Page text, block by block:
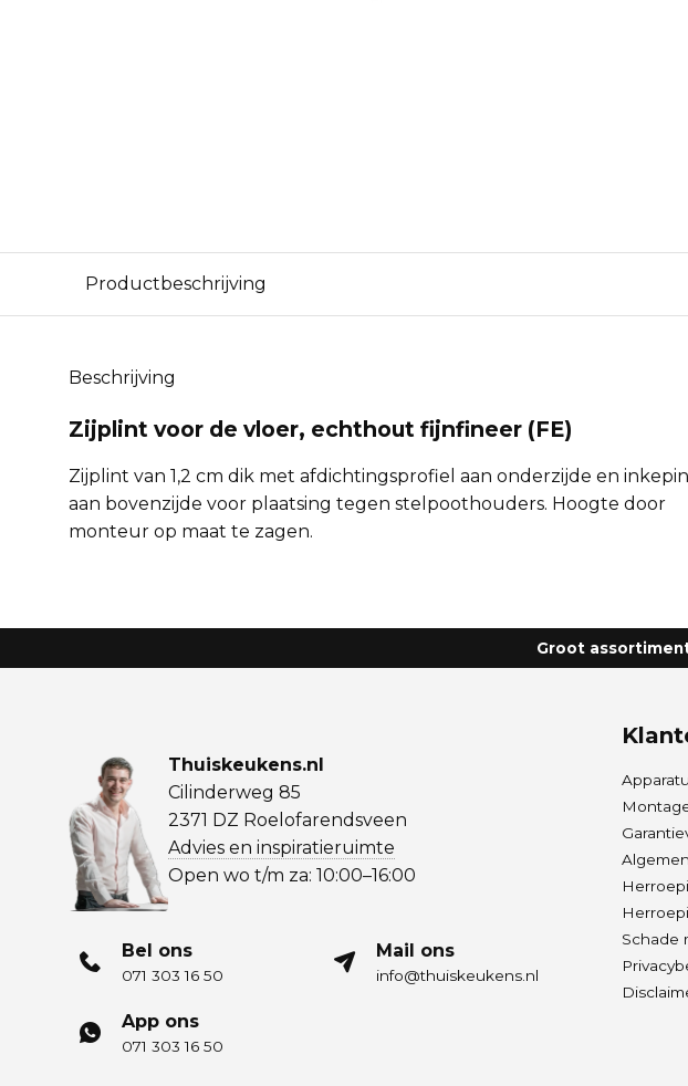
Productbeschrijving
Beschrijving
Zijplint voor de vloer, echthout fijnfineer (FE)
Zijplint van 1,2 cm dik met afdichtingsprofiel aan onderzijde en
aan bovenzijde voor plaatsing tegen stelpoothouders. Hoogte door
monteur op maat te zagen.
Groot
Thuiskeukens.nl
Cilinderweg 85
2371 DZ Roelofarendsveen
Advies en inspiratieruimte
Open wo t/m za: 10:00–16:00
Bel ons
071 303 16 50
Mail ons
info@thuiskeukens.nl
App ons
071 303 16 50
Schade